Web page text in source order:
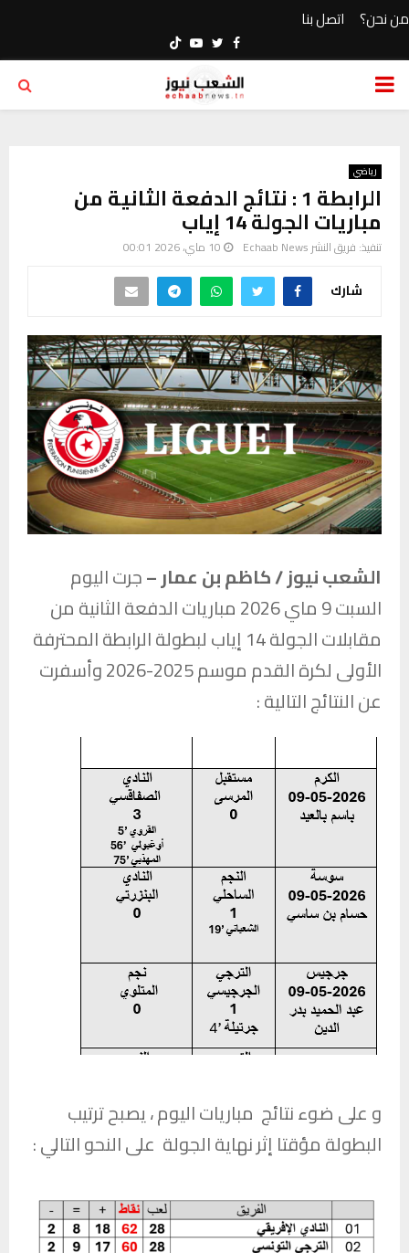
من نحن؟ اتصل بنا
Facebook
Twitter
Youtube
PRIMARY
رياضي
الرابطة 1 : نتائج الدفعة الثانية من
مباريات الجولة 14 إياب
تنفيذ: فريق النشر Echaab News 10 ماي، 2026 00:01
شارك
الشعب نيوز / كاظم بن عمار –جرت اليوم
السبت 9 ماي 2026 مباريات الدفعة الثانية من
مقابلات الجولة 14 إياب لبطولة الرابطة المحترفة
الأولى لكرة القدم موسم 2025-2026 وأسفرت
عن النتائج التالية :
و على ضوء نتائج مباريات اليوم ، يصبح ترتيب
البطولة مؤقتا إثر نهاية الجولة على النحو التالي :